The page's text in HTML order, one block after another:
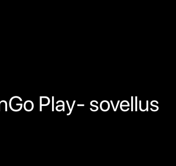
Play- sovellus